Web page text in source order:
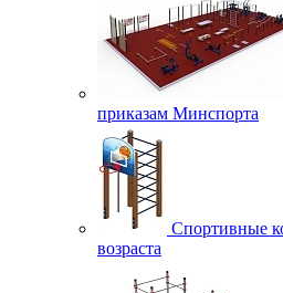
приказам Минспорта
Спортивные
возраста